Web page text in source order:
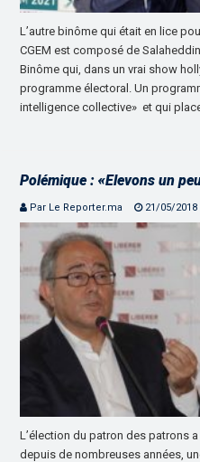
L’autre binôme qui était en lice
CGEM est composé de
Binôme qui, dans un vrai show
programme électoral. Un
intelligence collective» et qui place
Polémique : «Elevons un
Par Le Reporter.ma 21/05/2018
L’élection du patron des patrons
depuis de nombreuses années,